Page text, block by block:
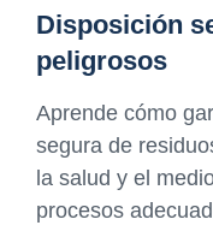
Disposición
peligrosos
Aprende cómo
segura de
la salud y el
procesos